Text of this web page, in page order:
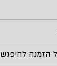
הזמנה להיפגש